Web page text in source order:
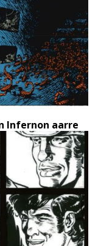
Infernon aarre